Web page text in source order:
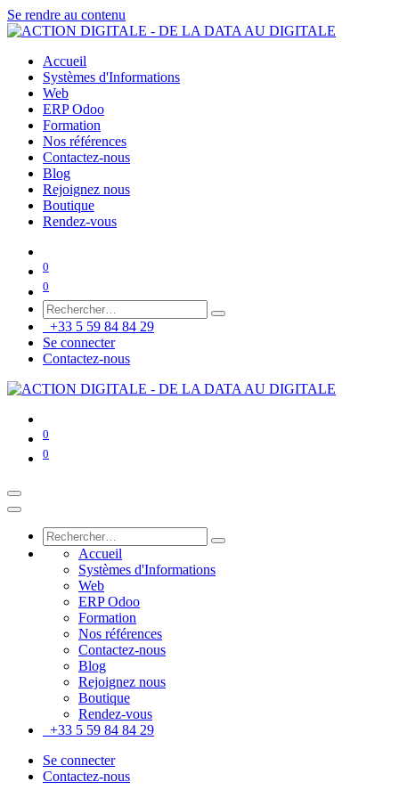
Se rendre au contenu
Accueil
Systèmes d'Informations
Web
ERP Odoo
Formation
Nos références
Contactez-nous
Blog
Rejoignez nous
Boutique
Rendez-vous
0
0
+33 5 59 84 84 29
Se connecter
Contactez-nous
0
0
Accueil
Systèmes d'Informations
Web
ERP Odoo
Formation
Nos références
Contactez-nous
Blog
Rejoignez nous
Boutique
Rendez-vous
+33 5 59 84 84 29
Se connecter
Contactez-nous